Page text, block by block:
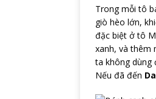
Trong mỗi tô
giò hèo lớn,
đặc biệt ở tô
xanh, và thêm
ta không dùng
Nếu đã đến